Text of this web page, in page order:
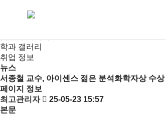
학과 갤러리
취업 정보
뉴스
서종철 교수, 아이센스 젊은 분석화학자상 수상
페이지 정보
최고관리자
25-05-23 15:57
본문